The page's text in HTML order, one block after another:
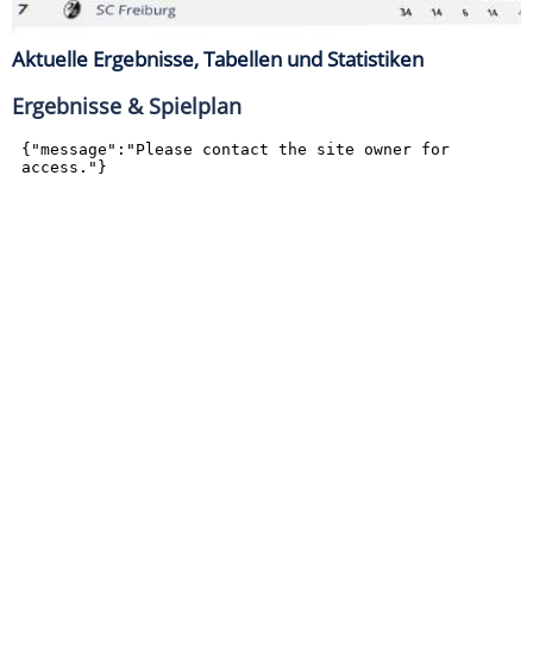
Aktuelle Ergebnisse, Tabellen und Statistiken
Ergebnisse & Spielplan